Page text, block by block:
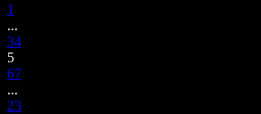
1
...
34
5
67
...
23